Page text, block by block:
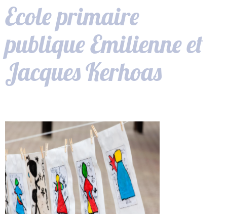
Ecole primaire
publique Emilienne et
Jacques Kerhoas